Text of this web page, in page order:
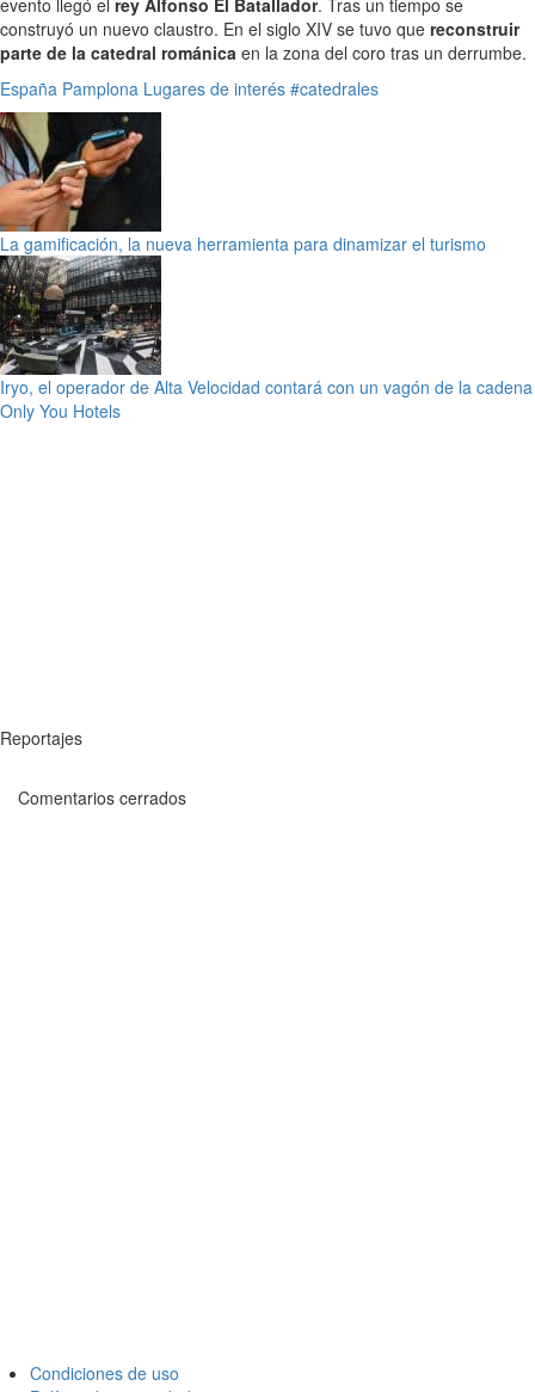
evento llegó el rey Alfonso El Batallador. Tras un tiempo se
construyó un nuevo claustro. En el siglo XIV se tuvo que reconstruir
parte de la catedral románica en la zona del coro tras un derrumbe.
España Pamplona Lugares de interés #catedrales
La gamificación, la nueva herramienta para dinamizar el turismo
Iryo, el operador de Alta Velocidad contará con un vagón de la cadena
Only You Hotels
Reportajes
Comentarios cerrados
Condiciones de uso